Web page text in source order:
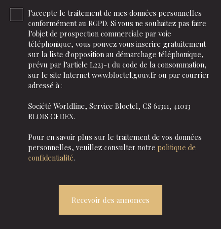
J'accepte le traitement de mes données personnelles
conformément au RGPD. Si vous ne souhaitez pas faire
l'objet de prospection commerciale par voie
téléphonique, vous pouvez vous inscrire gratuitement
sur la liste d'opposition au démarchage téléphonique,
prévu par l'article L223-1 du code de la consommation,
sur le site Internet www.bloctel.gouv.fr ou par courrier
adressé à :
Société Worldline, Service Bloctel, CS 61311, 41013
BLOIS CEDEX.
Pour en savoir plus sur le traitement de vos données
personnelles, veuillez consulter notre politique de
confidentialité.
Recevoir des annonces